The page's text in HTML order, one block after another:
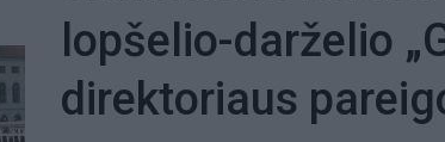
lopšelio-darželio
direktoriaus